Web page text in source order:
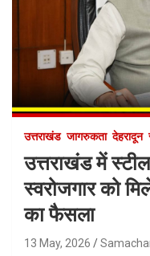
उत्तराखंड जागरुकता देहरादून
उत्तराखंड में
स्वरोजगार को
का फैसला
13 May, 2026